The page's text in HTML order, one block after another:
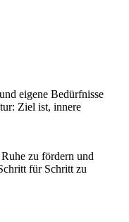
eigene Bedürfnisse
Ziel ist, innere
zu fördern und
für Schritt zu